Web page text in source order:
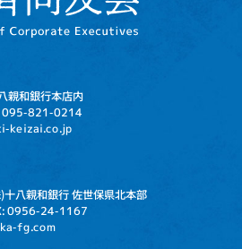
親和銀行本店内
095-821-0214
keizai.co.jp
十八親和銀行 佐世保県北本部
0956-24-1167
fg.com